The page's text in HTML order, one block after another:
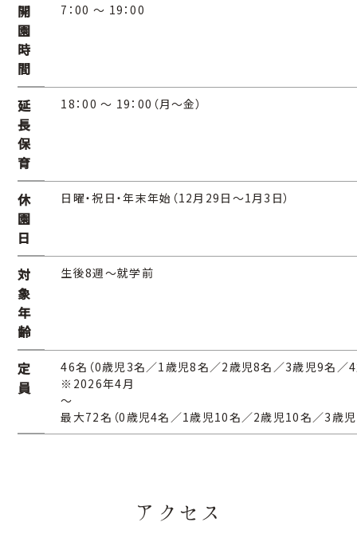
開
園
時
間
7：00 ～ 19：00
延
長
保
育
18：00 ～ 19：00（月〜金）
休
園
日
日曜・祝日・年末年始（12月29日～1月3日）
対
象
年
齢
生後8週～就学前
定
員
46名（0歳児3名／1歳児8名／2歳児8名／
※2026年4月
最大72名（0歳児4名／1歳児10名／2歳児10名／3歳
アクセス